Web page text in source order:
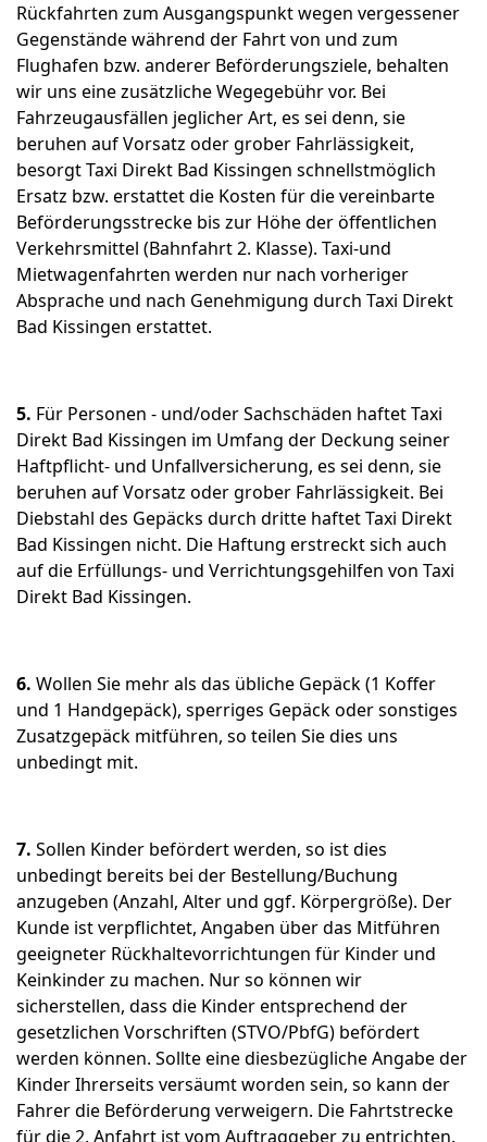
Rückfahrten zum Ausgangspunkt wegen vergessener
Gegenstände während der Fahrt von und zum
Flughafen bzw. anderer Beförderungsziele, behalten
wir uns eine zusätzliche Wegegebühr vor. Bei
Fahrzeugausfällen jeglicher Art, es sei denn, sie
beruhen auf Vorsatz oder grober Fahrlässigkeit,
besorgt Taxi Direkt Bad Kissingen schnellstmöglich
Ersatz bzw. erstattet die Kosten für die vereinbarte
Beförderungsstrecke bis zur Höhe der öffentlichen
Verkehrsmittel (Bahnfahrt 2. Klasse). Taxi-und
Mietwagenfahrten werden nur nach vorheriger
Absprache und nach Genehmigung durch Taxi Direkt
Bad Kissingen erstattet.
5. Für Personen - und/oder Sachschäden haftet Taxi
Direkt Bad Kissingen im Umfang der Deckung seiner
Haftpflicht- und Unfallversicherung, es sei denn, sie
beruhen auf Vorsatz oder grober Fahrlässigkeit. Bei
Diebstahl des Gepäcks durch dritte haftet Taxi Direkt
Bad Kissingen nicht. Die Haftung erstreckt sich auch
auf die Erfüllungs- und Verrichtungsgehilfen von Taxi
Direkt Bad Kissingen.
6. Wollen Sie mehr als das übliche Gepäck (1 Koffer
und 1 Handgepäck), sperriges Gepäck oder sonstiges
Zusatzgepäck mitführen, so teilen Sie dies uns
unbedingt mit.
7. Sollen Kinder befördert werden, so ist dies
unbedingt bereits bei der Bestellung/Buchung
anzugeben (Anzahl, Alter und ggf. Körpergröße). Der
Kunde ist verpflichtet, Angaben über das Mitführen
geeigneter Rückhaltevorrichtungen für Kinder und
Keinkinder zu machen. Nur so können wir
sicherstellen, dass die Kinder entsprechend der
gesetzlichen Vorschriften (STVO/PbfG) befördert
werden können. Sollte eine diesbezügliche Angabe der
Kinder Ihrerseits versäumt worden sein, so kann der
Fahrer die Beförderung verweigern. Die Fahrtstrecke
für die 2. Anfahrt ist vom Auftraggeber zu entrichten.